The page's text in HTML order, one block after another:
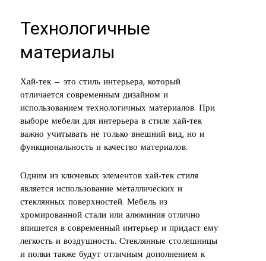
Технологичные
материалы
Хай-тек — это стиль интерьера, который
отличается современным дизайном и
использованием технологичных материалов. При
выборе мебели для интерьера в стиле хай-тек
важно учитывать не только внешний вид, но и
функциональность и качество материалов.
Одним из ключевых элементов хай-тек стиля
является использование металлических и
стеклянных поверхностей. Мебель из
хромированной стали или алюминия отлично
впишется в современный интерьер и придаст ему
легкость и воздушность. Стеклянные столешницы
и полки также будут отличным дополнением к